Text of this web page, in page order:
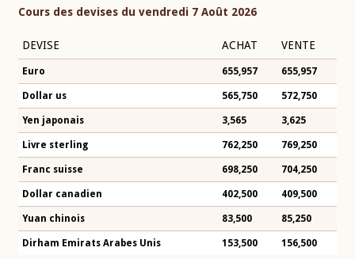
Cours des devises du vendredi 7 Août 2026
DEVISE ACHAT VENTE
Euro 655,957 655,957
Dollar us 565,750 572,750
Yen japonais 3,565 3,625
Livre sterling 762,250 769,250
Franc suisse 698,250 704,250
Dollar canadien 402,500 409,500
Yuan chinois 83,500 85,250
Dirham Emirats Arabes Unis 153,500 156,500